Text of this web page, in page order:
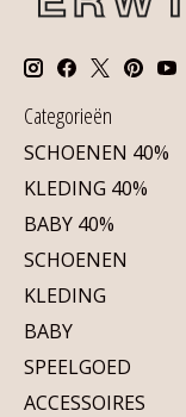
Categorieën
SCHOENEN 40%
KLEDING 40%
BABY 40%
SCHOENEN
KLEDING
BABY
SPEELGOED
ACCESSOIRES